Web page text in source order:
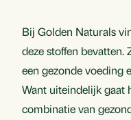
Bij Golden Naturals
deze stoffen bevatten.
een gezonde voeding
Want uiteindelijk gaat
combinatie van